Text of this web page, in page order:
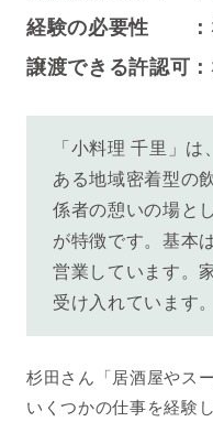
経験の必要性 ：
譲渡できる許認可
「小料理 千里」
ある地域密着型の
係者の憩いの場と
が特徴です。基本
営業しています。
受け入れています。
杉田さん「居酒屋やス
いくつかの仕事を経験